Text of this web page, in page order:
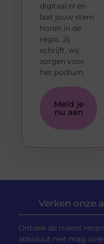
digitaal.nl en
laat jouw stem
horen in de
regio. Jij
schrijft, wij
zorgen voor
het podium.
Meld je
nu aan
Verken onze
Ontdek de meest
absoluut niet mag